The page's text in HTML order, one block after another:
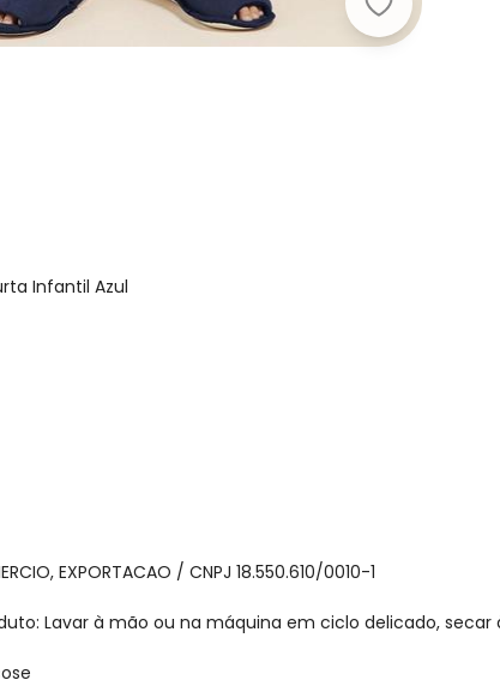
Aurora
Infantil Azul
EXPORTACAO / CNPJ 18.550.610/0010-1
Lavar à mão ou na máquina em ciclo delicado, secar